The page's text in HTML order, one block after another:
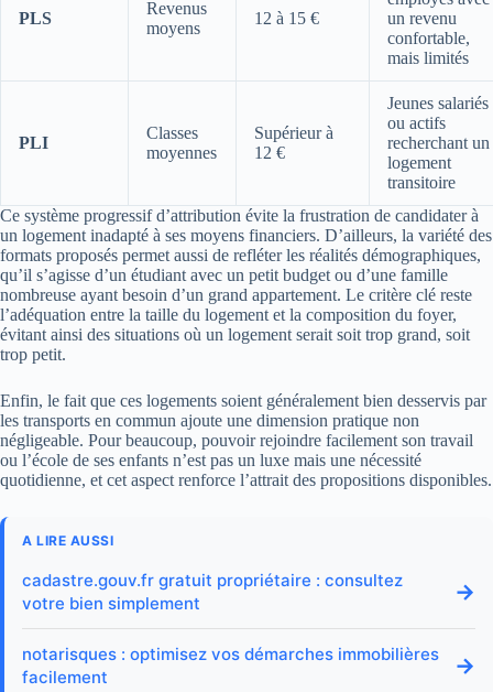
PLS
Revenus
moyens
12 à 15 €
un revenu
confortable,
mais limités
PLI
Classes
moyennes
Supérieur à
12 €
Jeunes salariés
ou actifs
recherchant un
logement
transitoire
Ce système progressif d’attribution évite la frustration de candidater à
un logement inadapté à ses moyens financiers. D’ailleurs, la variété des
formats proposés permet aussi de refléter les réalités démographiques,
qu’il s’agisse d’un étudiant avec un petit budget ou d’une famille
nombreuse ayant besoin d’un grand appartement. Le critère clé reste
l’adéquation entre la taille du logement et la composition du foyer,
évitant ainsi des situations où un logement serait soit trop grand, soit
trop petit.
Enfin, le fait que ces logements soient généralement bien desservis par
les transports en commun ajoute une dimension pratique non
négligeable. Pour beaucoup, pouvoir rejoindre facilement son travail
ou l’école de ses enfants n’est pas un luxe mais une nécessité
quotidienne, et cet aspect renforce l’attrait des propositions disponibles.
A LIRE AUSSI
cadastre.gouv.fr gratuit propriétaire : consultez
votre bien simplement
→
notarisques : optimisez vos démarches immobilières
facilement
→